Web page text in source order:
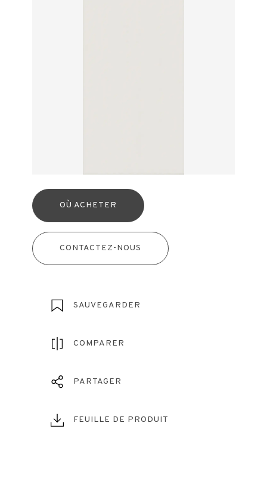
OÙ ACHETER
CONTACTEZ-NOUS
SAUVEGARDER
COMPARER
PARTAGER
FEUILLE DE PRODUIT